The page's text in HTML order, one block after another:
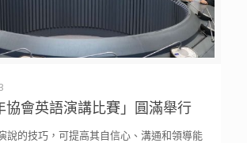
協會英語演講比賽」圓滿舉行
說的技巧，可提高其自信心、溝通和領導能